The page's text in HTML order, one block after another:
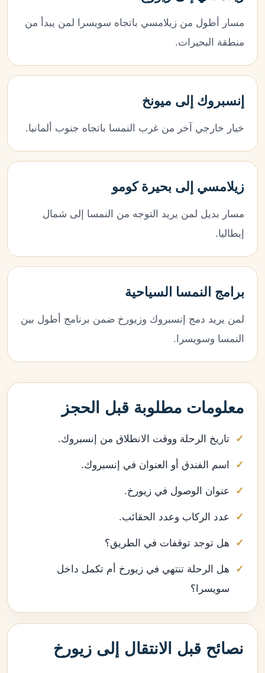
مسار أطول من زيلامسي باتجاه سويسرا لمن يبدأ من
منطقة البحيرات.
إنسبروك إلى ميونخ
خيار خارجي آخر من غرب النمسا باتجاه جنوب ألمانيا.
زيلامسي إلى بحيرة كومو
مسار بديل لمن يريد التوجه من النمسا إلى شمال
إيطاليا.
برامج النمسا السياحية
لمن يريد دمج إنسبروك وزيورخ ضمن برنامج أطول بين
النمسا وسويسرا.
معلومات مطلوبة قبل الحجز
تاريخ الرحلة ووقت الانطلاق من إنسبروك.
اسم الفندق أو العنوان في إنسبروك.
عنوان الوصول في زيورخ.
عدد الركاب وعدد الحقائب.
هل توجد توقفات في الطريق؟
هل الرحلة تنتهي في زيورخ أم تكمل داخل
سويسرا؟
نصائح قبل الانتقال إلى زيورخ